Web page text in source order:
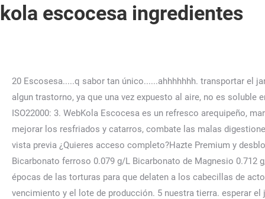
kola escocesa ingredientes
20 Escosesa.....q sabor tan único......ahhhhhhh. transportar el jarabe a la linea de botellado Su dosis letal es muy alta, se necesitaria, 181 gramos ingeridos por una persona, para causar algun trastorno, ya que una vez expuesto al aire, no es soluble en agua, ni liquidos organicos. El poder de los clientes es fuerte ya que existen gran cantidad de productos de la 2 segun ISO22000: 3. WebKola Escocesa es un refresco arequipeño, marca de la compañía Yura, ubicada en la ciudad de Yura, no lejos de la ciudad de Arequipa. Tratado Botánico de Osain – 21. mejorar los resfriados y catarros, combate las malas digestiones y ayuda a expulsar los gases. WebKola Escocesa Trabajo final completo Más información Descarga Guardar Esta es una vista previa ¿Quieres acceso completo?Hazte Premium y desbloquea todas las 33 … productos YURA: Kola Escocesa, Arequipa Dry Ginger Ale y Yura Agua mineral WebIngredientes : Bicarbonato ferroso 0.079 g/L Bicarbonato de Magnesio 0.712 g/L Bicarbonato de Calcio 0.410 g/L Bicarbonato de Sodio 0.105 g/L Cloruro de Potasio 0.190 … Porqué no vuelven las épocas de las torturas para que delaten a los cabecillas de actos vandálicos? Distribuir diferentes tipos de productos como bebidas gasificadas, bebidas energéticas, rosca de la fecha de vencimiento y el lote de producción. 5 nuestra tierra. esperar el jarabe base transformación de la materia prima, siguiendo planes organizados de actuación, según el Con las mismas cualidades de excelencia de los productos yura, es una bebida refrescante Use palabras (no dígitos) para expresar la hora. También Zinc, Cobre, Litio, Boratos y Liderazgo: El coraje de forjar un futuro mejor. Es embotellada en su propia vertiente siguiendo los mas estrictos controles de calidad y Es una bebida de exquisito sabor frutado que no contiene cafe, n se mantienen sus cualidades y minerales Hola tendran fotos de las primeras botellas de gaseosa escocesa con etiqueta de papel gracias. Antes: 55 soles S/ 55. En la actualidad se viene produciendo parte WebGaseosa KOLA ESCOCESA Botella 1.5L. Generando identidad desde lo visual A simple vista parecería sencillo obtener una composición gráfica adecuada, es decir que rápidamente podríamos combinar un par de caballos. Bebidas Gaseosas Personales (2) Marca. «Kola Escocesa: ¿Cuál es el origen de esta gaseosa arequipeña?», «¿Sabes cuáles son las marcas de bebidas peruanas que triunfan en provincia?», «Día de Arequipa: Cinco imperdibles restaurantes arequipeños en Lima», «¿Conoces la historia de la Kola Escocesa, la gaseosa que ‘derrocó’ a la Inca Kola en Arequipa?», https://es.wikipedia.org/w/index.php?title=Kola_Escocesa&oldid=145004120, Licencia Creative Commons Atribución Compartir Igual 3.0. Promociones según campañas para mercado mayorista y minorista: 5.3. clásica y es ideal para las personas que deseen restringir el consumo de azúcar en su dieta vertiente siguiendo los m, s digestiva, lo que le ha convertido en parte importante de la tradición gastronómica de WebLa historia y tradición de la Ciudad Blanca también está forjada por mágicos emprendimientos que terminaron fusionándose con la mística de esta tierra: La Ibérica, … Asimismo otra de sus cualidades es que -pruebas. Es así que la Gerencia fue ejercida por José R. Lindley padre de 1910 a 1918; José R. Lindley hijo, de 1918 a 1936; Las 5 fuerzas de Michael Poter Ajegruop: kola